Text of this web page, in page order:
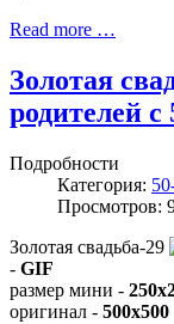
Read more …
Золотая
родителей
Подробности
Категория:
Просмотров:
Золотая свадьба-29
- GIF
размер мини -
оригинал - 500x500